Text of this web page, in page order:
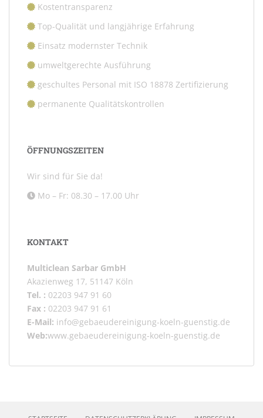
Kostentransparenz
Top-Qualität und langjährige Erfahrung
Einsatz modernster Technik
umweltgerechte Ausführung
geschultes Personal mit ISO 18878 Zertifizierung
permanente Qualitätskontrollen
ÖFFNUNGSZEITEN
Wir sind für Sie da!
Mo – Fr: 08.30 – 17.00 Uhr
KONTAKT
Multiclean Sarbar GmbH
Akazienweg 17, 51147 Köln
Tel. : 02203 947 91 60
Fax : 02203 947 91 61
E-Mail: info@gebaeudereinigung-koeln-guenstig.de
Web:www.gebaeudereinigung-koeln-guenstig.de